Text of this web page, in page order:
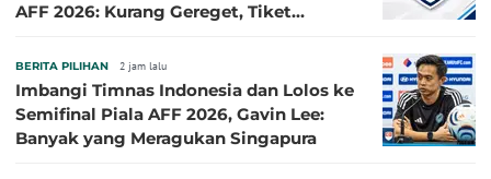
AFF 2026: Kurang Gereget, Tiket
BERITA PILIHAN 2 jam lalu
Imbangi Timnas Indonesia dan Lolos ke
Semifinal Piala AFF 2026, Gavin Lee:
Banyak yang Meragukan Singapura